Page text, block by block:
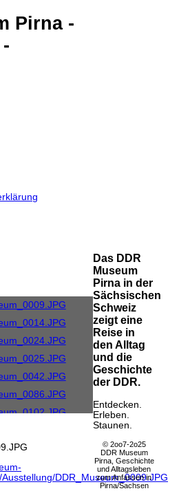
Pirna -
DDR_Museum_0009.JPG
Das DDR
Museum
Pirna in der
Sächsischen
Schweiz
zeigt eine
Reise in
den Alltag
und die
Geschichte
der DDR.
Entdecken.
Erleben.
Staunen.
© 2oo7-2o25
DDR Museum
Pirna, Geschichte
und Alltagsleben
zum Anfassen in
Pirna/Sachsen